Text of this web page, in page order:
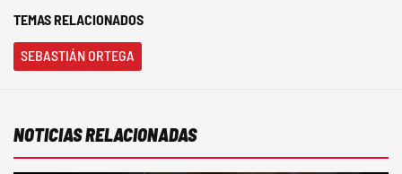
TEMAS RELACIONADOS
SEBASTIÁN ORTEGA
NOTICIAS RELACIONADAS